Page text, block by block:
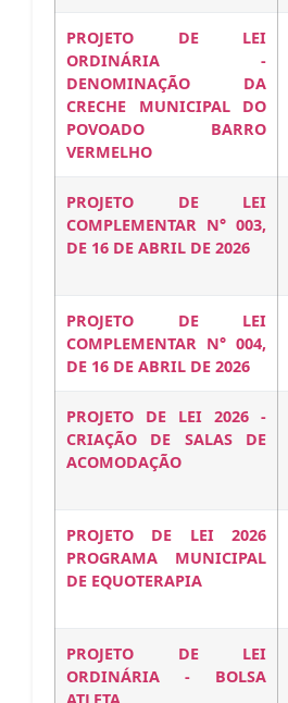
PROJETO DE LEI
ORDINÁRIA -
DENOMINAÇÃO DA
CRECHE MUNICIPAL DO
POVOADO BARRO
VERMELHO
PROJETO DE LEI
COMPLEMENTAR N° 003,
DE 16 DE ABRIL DE 2026
PROJETO DE LEI
COMPLEMENTAR N° 004,
DE 16 DE ABRIL DE 2026
PROJETO DE LEI 2026 -
CRIAÇÃO DE SALAS DE
ACOMODAÇÃO
PROJETO DE LEI 2026
PROGRAMA MUNICIPAL
DE EQUOTERAPIA
PROJETO DE LEI
ORDINÁRIA - BOLSA